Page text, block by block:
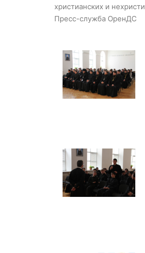
христианских и
Пресс-служба ОренДС